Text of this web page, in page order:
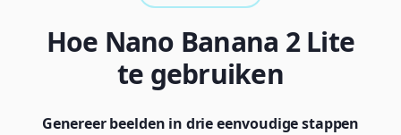
Hoe Nano Banana 2 Lite
te gebruiken
Genereer beelden in drie eenvoudige stappen